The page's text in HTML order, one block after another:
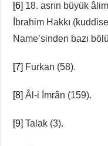
[6] 18. asrın büyük
İbrahim Hakkı
Name’sinden bazı
[7] Furkan (58).
[8] Âl-i İmrân (159).
[9] Talak (3).